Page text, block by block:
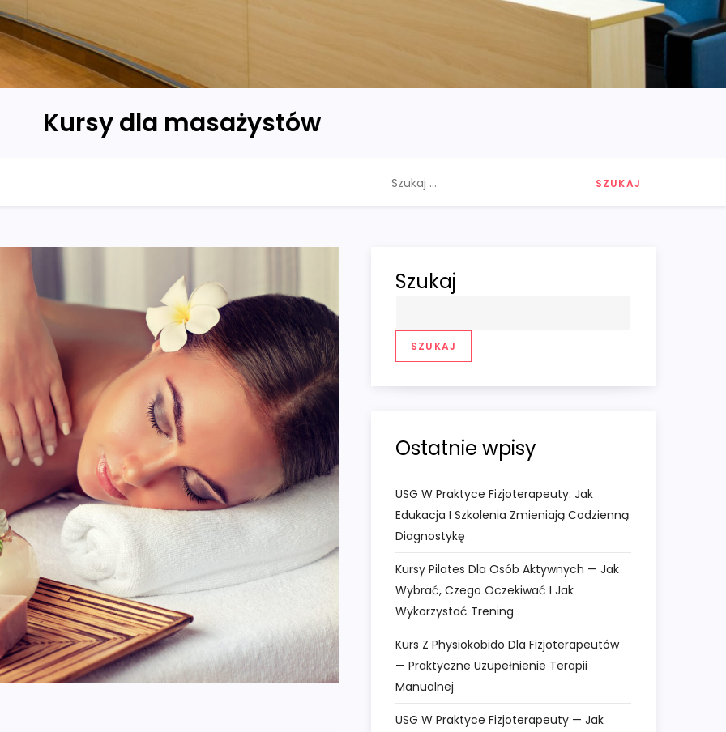
Kursy dla masażystów
Szukaj
SZUKAJ
Ostatnie wpisy
USG W Praktyce Fizjoterapeuty: Jak
Edukacja I Szkolenia Zmieniają Codzienną
Diagnostykę
Kursy Pilates Dla Osób Aktywnych — Jak
Wybrać, Czego Oczekiwać I Jak
Wykorzystać Trening
Kurs Z Physiokobido Dla Fizjoterapeutów
— Praktyczne Uzupełnienie Terapii
Manualnej
USG W Praktyce Fizjoterapeuty — Jak